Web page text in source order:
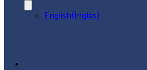
English(Inglés)